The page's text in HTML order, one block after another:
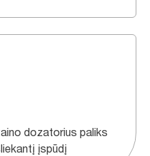
dozatorius paliks
įspūdį